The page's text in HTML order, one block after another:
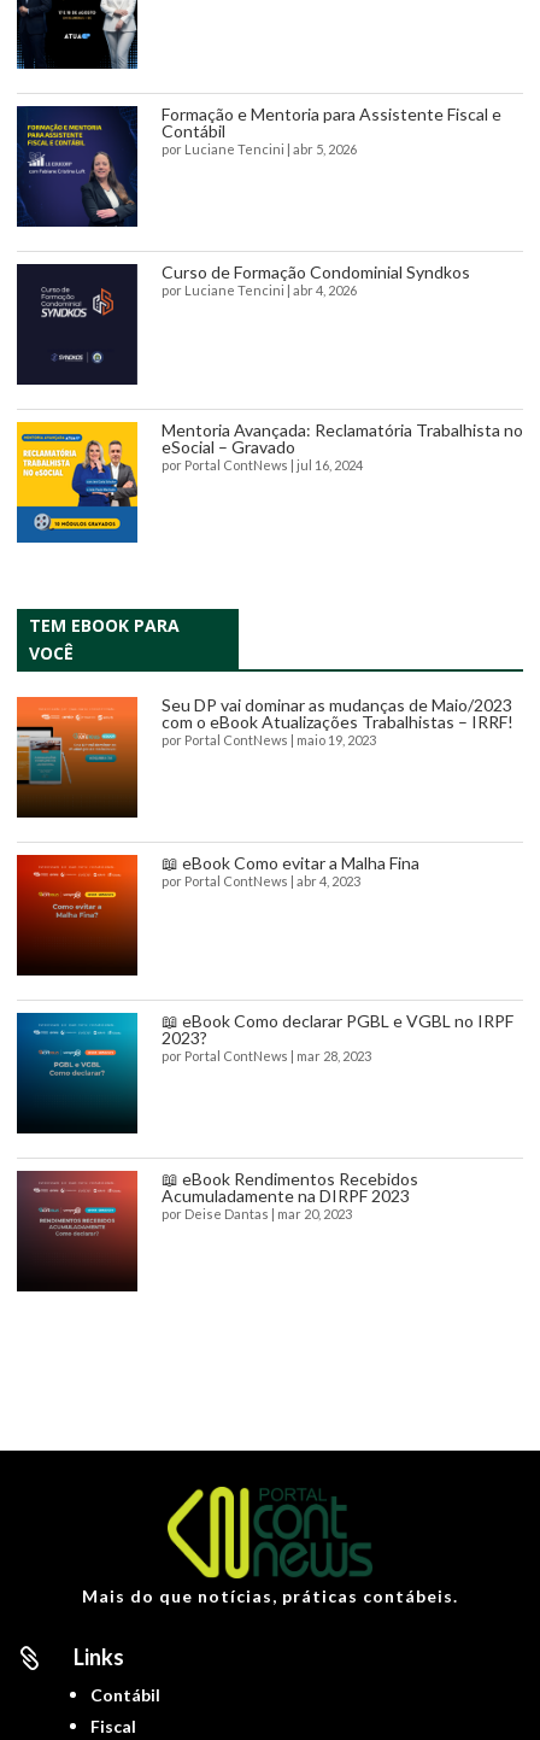
Formação e Mentoria para Assistente Fiscal e
Contábil
por Luciane Tencini | abr 5, 2026
Curso de Formação Condominial Syndkos
por Luciane Tencini | abr 4, 2026
Mentoria Avançada: Reclamatória Trabalhista no
eSocial – Gravado
por Portal ContNews | jul 16, 2024
TEM EBOOK PARA
VOCÊ
Seu DP vai dominar as mudanças de Maio/2023
com o eBook Atualizações Trabalhistas – IRRF!
por Portal ContNews | maio 19, 2023
📖 eBook Como evitar a Malha Fina
por Portal ContNews | abr 4, 2023
📖 eBook Como declarar PGBL e VGBL no IRPF
2023?
por Portal ContNews | mar 28, 2023
📖 eBook Rendimentos Recebidos
Acumuladamente na DIRPF 2023
por Deise Dantas | mar 20, 2023
Mais do que notícias, práticas contábeis.
 Links
Contábil
Fiscal